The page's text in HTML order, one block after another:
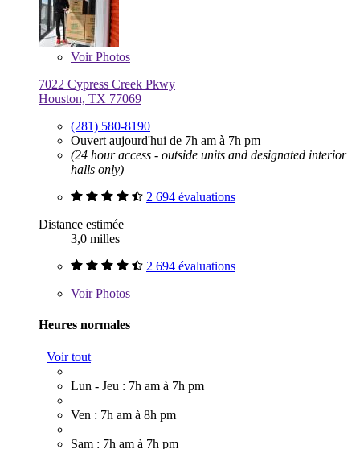
VoirPhotos
7022 Cypress Creek Pkwy
Houston, TX 77069
(281) 580-8190
Ouvert aujourd'hui de 7h am à 7h pm
(24 hour access - outside units and designated interior
halls only)
2 694 évaluations
Distance estimée
3,0 milles
2 694 évaluations
VoirPhotos
Heures normales
Voir tout
Lun - Jeu : 7h am à 7h pm
Ven : 7h am à 8h pm
Sam : 7h am à 7h pm